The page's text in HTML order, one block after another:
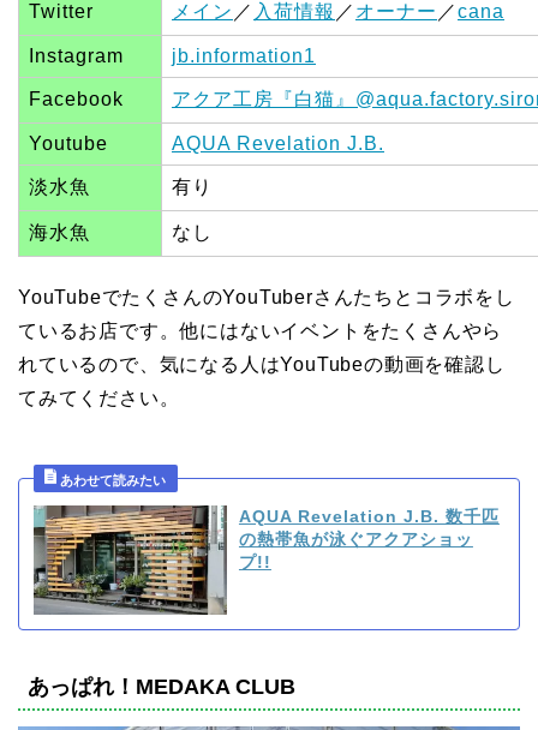
Twitter メイン ／ 入荷情報 ／ オーナー ／cana
Instagram jb.information1
Facebook アクア工房『白猫』
Youtube AQUA Revelation J.B.
淡水魚 有り
海水魚 なし
YouTubeでたくさんのYouTuberさんたちとコラボをし
ているお店です。他にはないイベントをたくさんやら
れているので、気になる人はYouTubeの動画を確認し
てみてください。
AQUA Revelation J.B. 数千匹
の熱帯魚が泳ぐアクアショッ
プ!!
あっぱれ！MEDAKA CLUB